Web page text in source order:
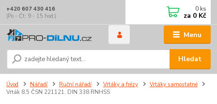
Menu
Hledat
+420 607 430 416
(Po - Čt: 9 - 15 hod.)
0 ks
za 0 Kč
Úvod Nářadí Ruční nářadí Vrtáky a frézy
Vrtáky samostatné
Vrták 8,5 ČSN 221121, DIN 338 RNHSS